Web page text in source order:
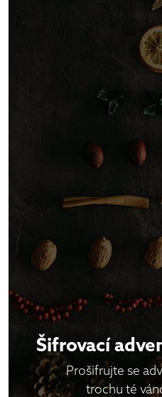
Šifrovací
Prošifrujte se
trochu té